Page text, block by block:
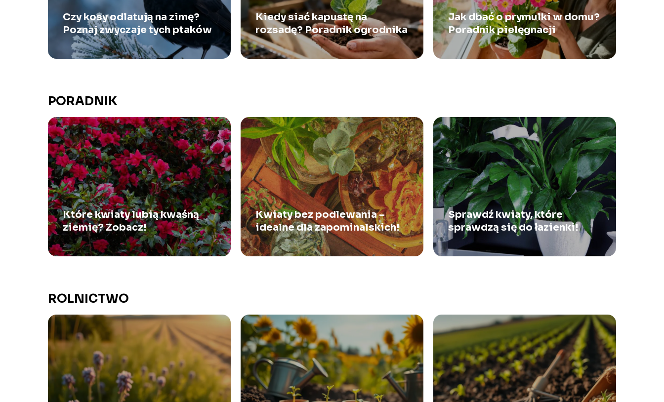
Czy kosy odlatują na zimę?
Poznaj zwyczaje tych ptaków
Kiedy siać kapustę na
rozsadę? Poradnik ogrodnika
Jak dbać o prymulki w domu?
Poradnik pielęgnacji
PORADNIK
Które kwiaty lubią kwaśną
ziemię? Zobacz!
Kwiaty bez podlewania –
idealne dla zapominalskich!
Sprawdź kwiaty, które
sprawdzą się do łazienki!
ROLNICTWO